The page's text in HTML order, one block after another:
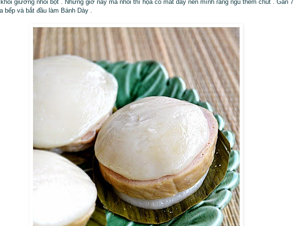
giường nhồi bột . Nhưng giờ này mà nhồi thì họa có mát dây nên mình ráng ngủ thêm chút . Gần 7
bếp và bắt đầu làm Bánh Dày .